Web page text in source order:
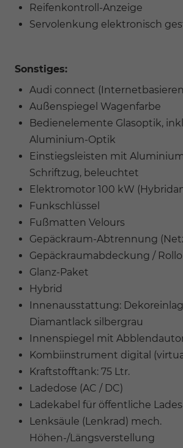
Reifenkontroll-Anzeige
Servolenkung elektronisch
Sonstiges:
Audi connect
Außenspiegel Wagenfarbe
Bedienelemente Glasoptik,
Aluminium-Optik
Einstiegsleisten mit
Schriftzug, beleuchtet
Elektromotor 100 kW
Funkschlüssel
Fußmatten Velours
Gepäckraum-Abtrennung
Gepäckraumabdeckung / Rollo
Glanz-Paket
Hybrid
Innenausstattung:
Diamantlack silbergrau
Innenspiegel mit
Kombiinstrument digital
Kraftstofftank: 75 Ltr.
Ladedose (AC / DC)
Ladekabel für öffentliche
Lenksäule (Lenkrad) mech.
Höhen-/Längsverstellung